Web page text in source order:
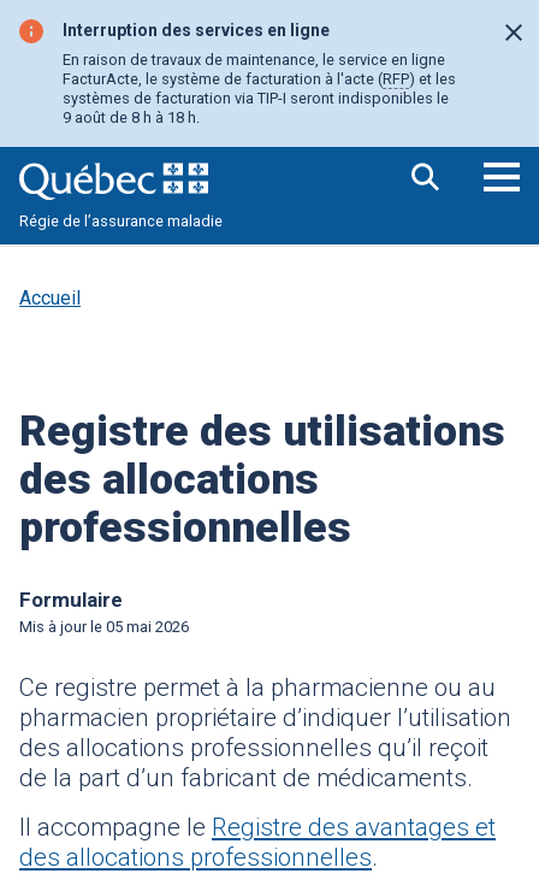
contenu
principal
Interruption des services en ligne
En raison de travaux de maintenance, le service en ligne
FacturActe, le système de facturation à l'acte (RFP) et les
systèmes de facturation via TIP-I seront indisponibles le
9 août de 8 h à 18 h.
Régie de l’assurance maladie
Accueil
Registre des utilisations
des allocations
professionnelles
Formulaire
Mis à jour le 05 mai 2026
Ce registre permet à la pharmacienne ou au
pharmacien propriétaire d’indiquer l’utilisation
des allocations professionnelles qu’il reçoit
de la part d’un fabricant de médicaments.
Il accompagne le Registre des avantages et
des allocations professionnelles.